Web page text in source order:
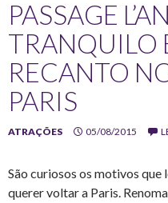
PASSAGE
TRANQUILO
RECANTO
PARIS
ATRAÇÕES 05/08/2015
São curiosos os motivos que
querer voltar a Paris.